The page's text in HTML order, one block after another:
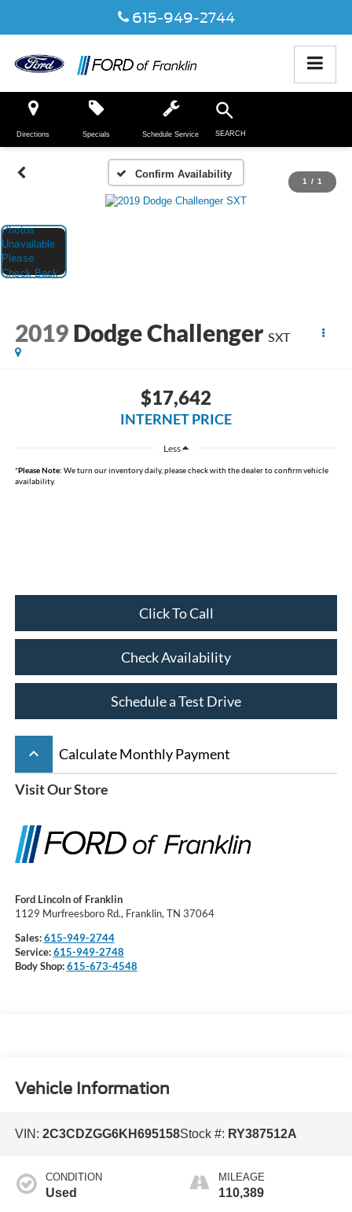
615-949-2744
Directions SEARCH
Specials Schedule Service
Confirm Availability
1 / 1
2019 Dodge Challenger SXT
$17,642
INTERNET PRICE
Less
*Please Note: We turn our inventory daily, please check with the dealer to confirm vehicle
availability.
Click To Call
Check Availability
Schedule a Test Drive
keyboard_arrow_up Calculate Monthly Payment
Visit Our Store
Ford Lincoln of Franklin
1129 Murfreesboro Rd., Franklin, TN 37064
Sales:615-949-2744
Service:615-949-2748
Body Shop:615-673-4548
Vehicle Information
VIN: 2C3CDZGG6KH695158Stock #: RY387512A
CONDITION
Used
MILEAGE
110,389